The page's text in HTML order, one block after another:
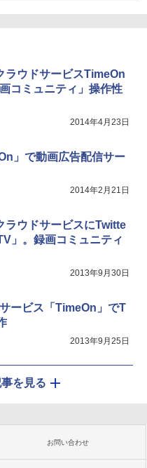
ラウドサービスTimeOn
コミュニティ」操作性
2014年4月23日
」で動画広告配信サー
2014年2月21日
ラウドサービスにTwitte
」。録画コミュニティ
2013年9月30日
ービス「TimeOn」でT
2013年9月25日
を見る
お問い合わせ